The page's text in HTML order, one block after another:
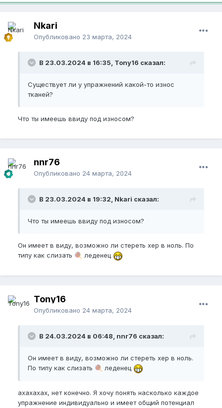
Nkari
Опубликовано 23 марта, 2024
В 23.03.2024 в 16:35, Tony16 сказал:
Существует ли у упражнений какой-то износ
тканей?
Что ты имеешь ввиду под износом?
nnr76
Опубликовано 24 марта, 2024
В 23.03.2024 в 19:32, Nkari сказал:
Что ты имеешь ввиду под износом?
Он имеет в виду, возможно ли стереть хер в ноль. По
типу как слизать 🍭 леденец
Tony16
Опубликовано 24 марта, 2024
В 24.03.2024 в 06:48, nnr76 сказал:
Он имеет в виду, возможно ли стереть хер в ноль.
По типу как слизать 🍭 леденец
ахахахах, нет конечно. Я хочу понять насколько каждое
упражнение индивидуально и имеет общий потенциал